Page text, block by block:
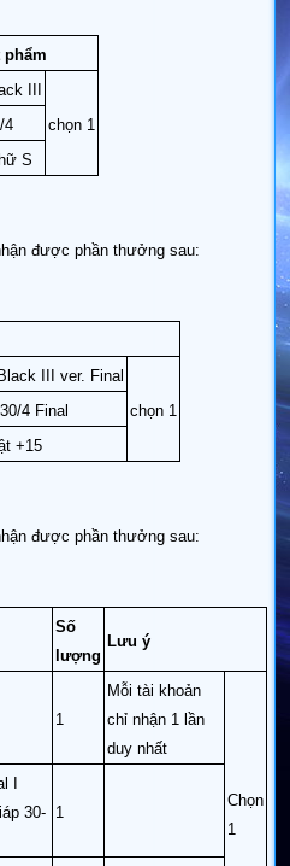
phẩm
III
chọn 1
4
S
được phần thưởng sau:
III ver. Final
chọn 1
4 Final
+15
được phần thưởng sau:
Số
lượng
Lưu ý
1
Mỗi tài khoản
chỉ nhận 1 lần
duy nhất
Chọn
1
I
30-
1